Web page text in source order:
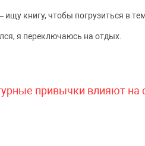
книгу, чтобы погрузиться в
я переключаюсь на отдых.
привычки влияют на